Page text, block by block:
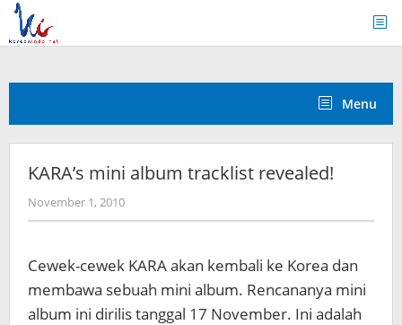
Skip
content
Menu
KARA’s mini album tracklist revealed!
November 1, 2010by
Koreanindo
Cewek-cewek KARA akan kembali ke Korea dan
membawa sebuah mini album. Rencananya mini
album ini dirilis tanggal 17 November. Ini adalah